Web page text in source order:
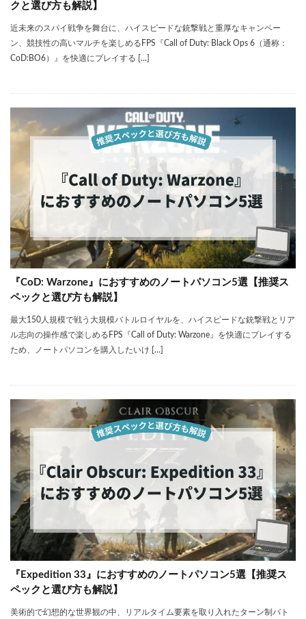
クと選び方も解説】
近未来のスパイ戦争を舞台に、ハイスピードな銃撃戦と重厚なキャンペー
ン、競技性の高いマルチを楽しめるFPS『Call of Duty: Black Ops 6（通称：
CoD:BO6）』を快適にプレイする […]
『CoD: Warzone』におすすめのノートパソコン5選【推奨ス
ペックと選び方も解説】
最大150人規模で戦う大規模バトルロイヤルを、ハイスピードな銃撃戦とリア
ル志向の操作感で楽しめるFPS『Call of Duty: Warzone』を快適にプレイする
ため、ノートパソコンを購入したいけ […]
『Expedition 33』におすすめのノートパソコン5選【推奨ス
ペックと選び方も解説】
美術的で幻想的な世界観の中、リアルタイム要素を取り入れたターン制バト